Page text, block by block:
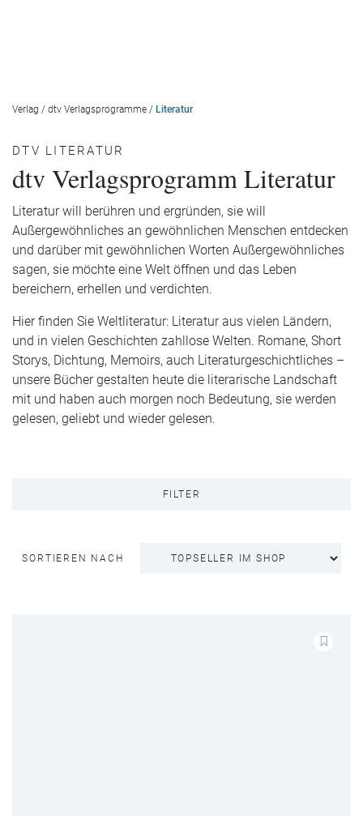
Verlag / dtv Verlagsprogramme / Literatur
DTV LITERATUR
dtv Verlagsprogramm Literatur
Literatur will berühren und ergründen, sie will
Außergewöhnliches an gewöhnlichen Menschen entdecken
und darüber mit gewöhnlichen Worten Außergewöhnliches
sagen, sie möchte eine Welt öffnen und das Leben
bereichern, erhellen und verdichten.
Hier finden Sie Weltliteratur: Literatur aus vielen Ländern,
und in vielen Geschichten zahllose Welten. Romane, Short
Storys, Dichtung, Memoirs, auch Literaturgeschichtliches –
unsere Bücher gestalten heute die literarische Landschaft
mit und haben auch morgen noch Bedeutung, sie werden
gelesen, geliebt und wieder gelesen.
FILTER
SORTIEREN NACH